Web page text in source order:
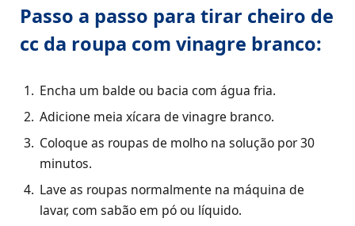
Passo a passo para tirar cheiro de
cc da roupa com vinagre branco:
Encha um balde ou bacia com água fria.
Adicione meia xícara de vinagre branco.
Coloque as roupas de molho na solução por 30
minutos.
Lave as roupas normalmente na máquina de
lavar, com sabão em pó ou líquido.